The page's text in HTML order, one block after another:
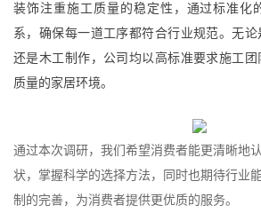
装饰注重施工质量的稳定性，通过标准化
系，确保每一道工序都符合行业规范。无
还是木工制作，公司均以高标准要求施工
质量的家居环境。
通过本次调研，我们希望消费者能更清晰地
状，掌握科学的选择方法，同时也期待行业
制的完善，为消费者提供更优质的服务。